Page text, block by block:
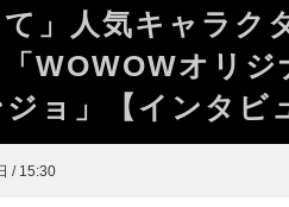
て」人気キャラク
WOWOWオリジ
ジョ」【インタビ
/ 15:30